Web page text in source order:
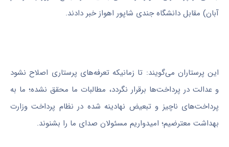
آبان) مقابل دانشگاه جندی شاپور اهواز خبر دادند.
این پرستاران می‌گویند: تا زمانیکه تعرفه‌های پرستاری اصلاح نشود
و عدالت در پرداخت‌ها برقرار نگردد، مطالبات ما محقق نشده؛ ما به
پرداخت‌های ناچیز و تبعیض نهادینه شده در نظام پرداخت وزارت
بهداشت معترضیم؛ امیدواریم مسئولان صدای ما را بشنوند.